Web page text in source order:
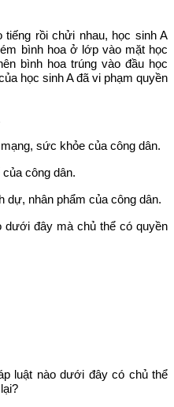
tiếng rồi chửi nhau, học sinh A
bình hoa ở lớp vào mặt học
bình hoa trúng vào đầu học
học sinh A đã vi phạm quyền
sức khỏe của công dân.
công dân.
dự, nhân phẩm của công dân.
dưới đây mà chủ thể có quyền
luật nào dưới đây có chủ thể